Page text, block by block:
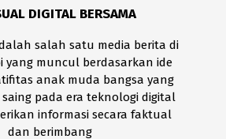
DIGITAL BERSAMA
salah satu media berita di
yang muncul berdasarkan ide
anak muda bangsa yang
pada era teknologi digital
informasi secara faktual
dan berimbang